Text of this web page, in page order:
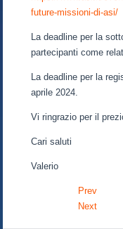
future-missioni-di-asi/
La deadline per la
partecipanti come
La deadline per la
aprile 2024.
Vi ringrazio per il
Cari saluti
Valerio
Prev
Next